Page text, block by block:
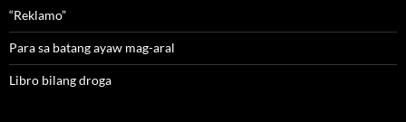
“Reklamo”
Para sa batang ayaw mag-aral
Libro bilang droga